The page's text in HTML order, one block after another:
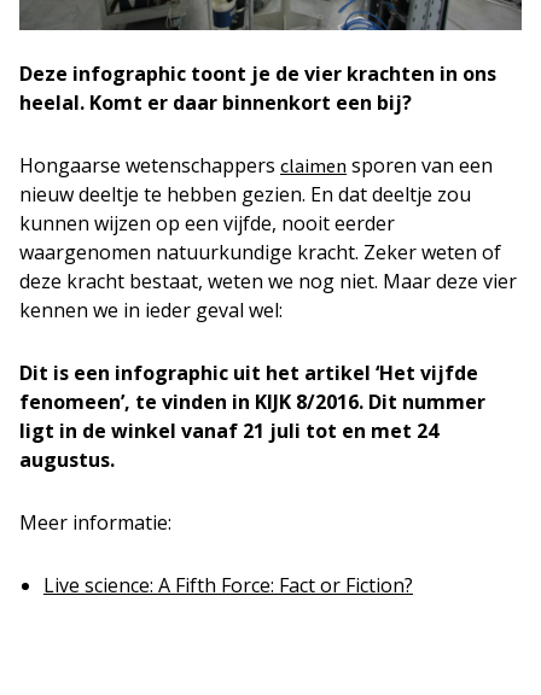
Deze infographic toont je de vier krachten in ons
heelal. Komt er daar binnenkort een bij?
Hongaarse wetenschappers claimen sporen van een
nieuw deeltje te hebben gezien. En dat deeltje zou
kunnen wijzen op een vijfde, nooit eerder
waargenomen natuurkundige kracht. Zeker weten of
deze kracht bestaat, weten we nog niet. Maar deze vier
kennen we in ieder geval wel:
Dit is een infographic uit het artikel ‘Het vijfde
fenomeen’, te vinden in KIJK 8/2016. Dit nummer
ligt in de winkel vanaf 21 juli tot en met 24
augustus.
Meer informatie:
Live science: A Fifth Force: Fact or Fiction?